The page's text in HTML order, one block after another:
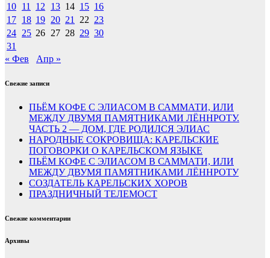
10 11 12 13 14 15 16
17 18 19 20 21 22 23
24 25 26 27 28 29 30
31
« Фев
Апр »
Свежие записи
ПЬЁМ КОФЕ С ЭЛИАСОМ В САММАТИ, ИЛИ
МЕЖДУ ДВУМЯ ПАМЯТНИКАМИ ЛЁННРОТУ.
ЧАСТЬ 2 — ДОМ, ГДЕ РОДИЛСЯ ЭЛИАС
НАРОДНЫЕ СОКРОВИЩА: КАРЕЛЬСКИЕ
ПОГОВОРКИ О КАРЕЛЬСКОМ ЯЗЫКЕ
ПЬЁМ КОФЕ С ЭЛИАСОМ В САММАТИ, ИЛИ
МЕЖДУ ДВУМЯ ПАМЯТНИКАМИ ЛЁННРОТУ
СОЗДАТЕЛЬ КАРЕЛЬСКИХ ХОРОВ
ПРАЗДНИЧНЫЙ ТЕЛЕМОСТ
Свежие комментарии
Архивы